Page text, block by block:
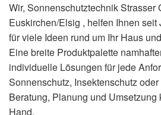
Wir, Sonnenschutztechnik Strasser
Euskirchen/Elsig , helfen Ihnen
für viele Ideen rund um Ihr Haus
Eine breite Produktpalette
individuelle Lösungen für jede
Sonnenschutz, Insektenschutz
Beratung, Planung und Umsetzung
Hand.